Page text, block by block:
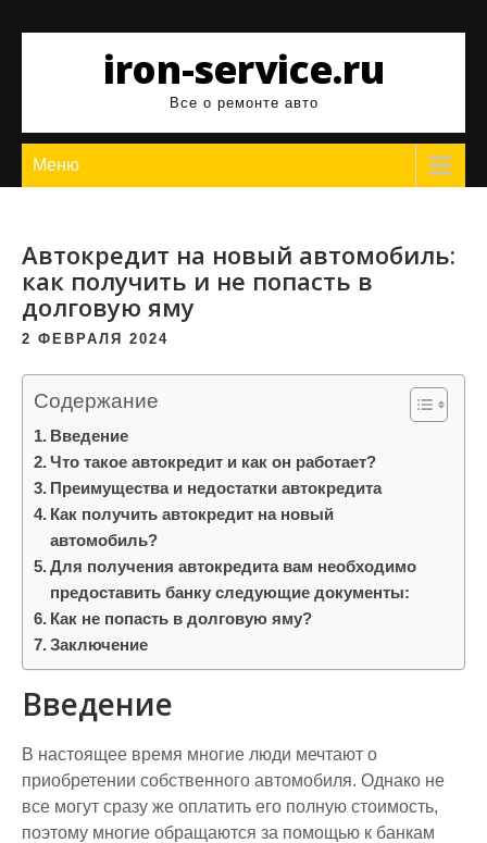
содержимомуiron-service.ru
Все о ремонте авто
Меню
Автокредит на новый автомобиль:
как получить и не попасть в
долговую яму
2 ФЕВРАЛЯ 2024
Содержание
Введение
Что такое автокредит и как он работает?
Преимущества и недостатки автокредита
Как получить автокредит на новый
автомобиль?
Для получения автокредита вам необходимо
предоставить банку следующие документы:
Как не попасть в долговую яму?
Заключение
Введение
В настоящее время многие люди мечтают о
приобретении собственного автомобиля. Однако не
все могут сразу же оплатить его полную стоимость,
поэтому многие обращаются за помощью к банкам